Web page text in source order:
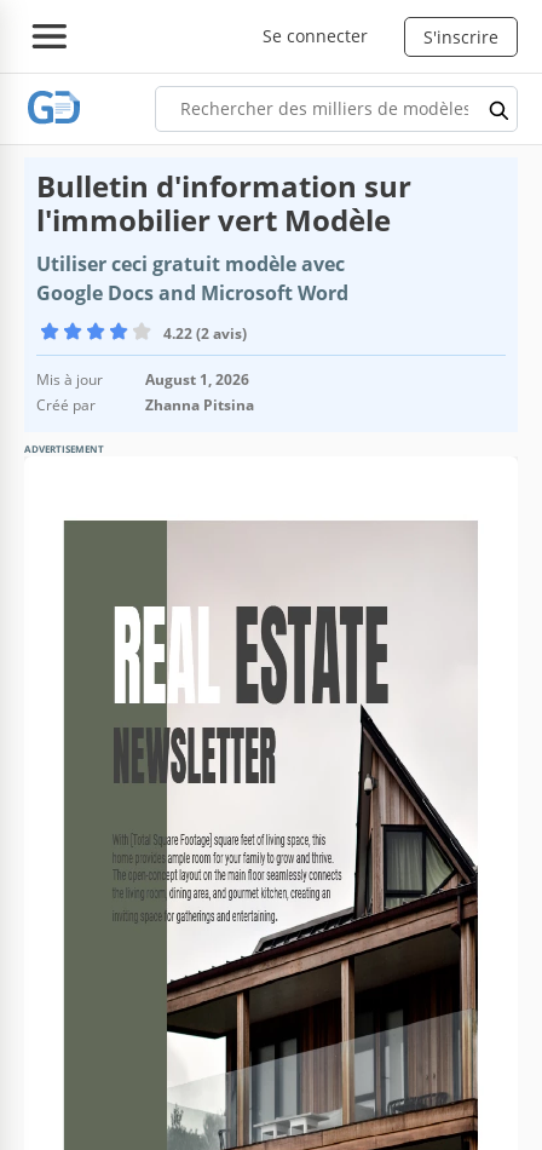
Se connecter S'inscrire
Bulletin d'information sur
l'immobilier vert Modèle
Utiliser ceci gratuit modèle avec
Google Docs and Microsoft Word
4.22 (2 avis)
Mis à jour
August 1, 2026
Créé par
Zhanna Pitsina
ADVERTISEMENT